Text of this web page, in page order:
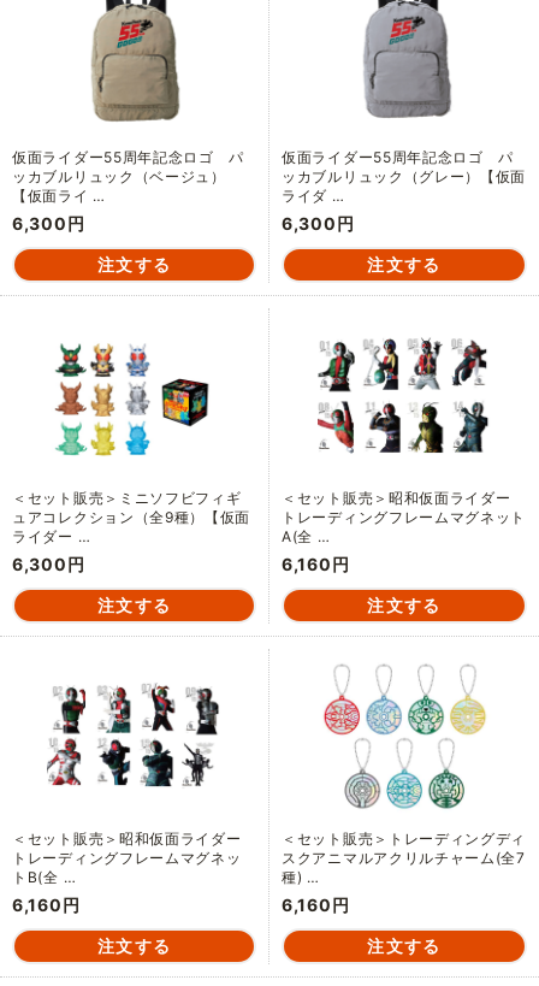
仮面ライダー55周年記念ロゴ パ
ッカブルリュック（ベージュ）
【仮面ライ …
6,300円
仮面ライダー55周年記念ロゴ パ
ッカブルリュック（グレー）【仮面
ライダ …
6,300円
＜セット販売＞ミニソフビフィギ
ュアコレクション（全9種）【仮面
ライダー …
6,300円
＜セット販売＞昭和仮面ライダー
トレーディングフレームマグネット
A(全 …
6,160円
＜セット販売＞昭和仮面ライダー
トレーディングフレームマグネッ
トB(全 …
6,160円
＜セット販売＞トレーディングディ
スクアニマルアクリルチャーム(全7
種) …
6,160円